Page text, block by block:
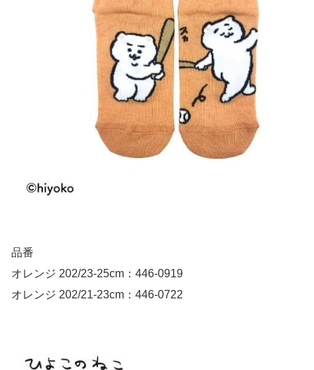
品番
オレンジ 202/23-25cm：446-0919
オレンジ 202/21-23cm：446-0722